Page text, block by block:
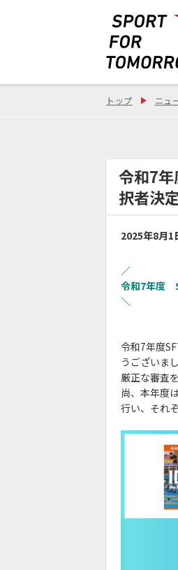
トップ ニュ
令和7
択者決
2025年8月1
／
令和7年度
＼
令和7年度
うございまし
厳正な審査
尚、本年度
行い、それ